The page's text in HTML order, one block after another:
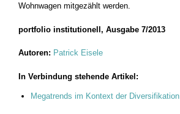
Wohnwagen mitgezählt werden.
portfolio institutionell, Ausgabe 7/2013
Autoren: Patrick Eisele
In Verbindung stehende Artikel:
Megatrends im Kontext der Diversifikation